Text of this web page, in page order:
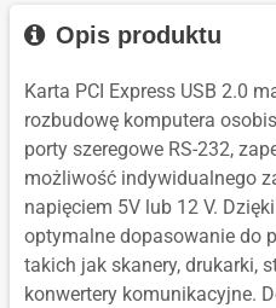
Opis produktu
Karta PCI Express USB 2.0
rozbudowę komputera
porty szeregowe RS-232,
możliwość indywidualnego
napięciem 5V lub 12 V.
optymalne dopasowanie do
takich jak skanery, drukarki,
konwertery komunikacyjne.